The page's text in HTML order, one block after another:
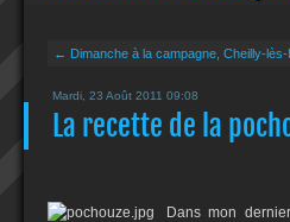
← Dimanche à la campagne, Cheilly-lès-
Mardi, 23 Août 2011 09:08
La recette de la
Dans mon